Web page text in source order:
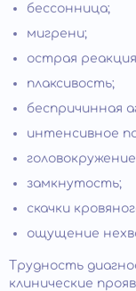
бессонница;
мигрени;
острая
плаксивость;
беспричинная
интенсивное
замкнутость;
скачки
ощущение
Трудность
клинические